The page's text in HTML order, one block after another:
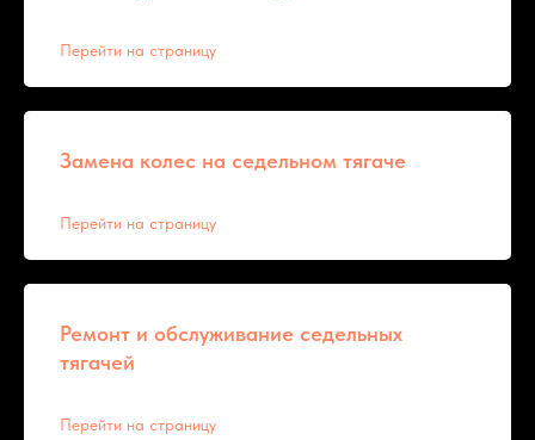
Перейти на страницу
Замена колес на седельном тягаче
Перейти на страницу
Ремонт и обслуживание седельных
тягачей
Перейти на страницу